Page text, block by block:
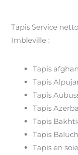
Tapis Service
Imbleville :
Tapis
Tapis
Tapis
Tapis
Tapis
Tapis
Tapis en